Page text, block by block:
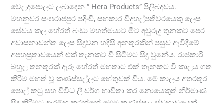
වෙලදපොලට ලබාදෙන ” Hera Products” පිලිබදවය.
මහනුවර සංඝරාජපුර පදිංචි, සහකාර විදුහල්පතිවරයෙකු ලෙස
සේවය කල හේරත් බංඩා මහත්මයාට මීට අවුරුදු තුනකට පෙර
අවාසනාවන්ත ලෙස සිදුවන හදිසි අනතුරකින් පසුව ඇවිදීමේ
අපහසුතාවයෙන් එක් තැනකට වී සිටීමට සිදු වුනේය. රාජකාරි
බහුල තනතුරක් දැරූ හේරත් මහතාට එක් තැනකට වී කාලය ගත
කිරීම මහත් වූ කණස්සල්ලට හේතුවක් විය. මේ කාලය අතරතුර
පොල් කටු සහ විවිධ ලී වර්ග භාවිතා කර නොයෙකුත් නිර්මාණ